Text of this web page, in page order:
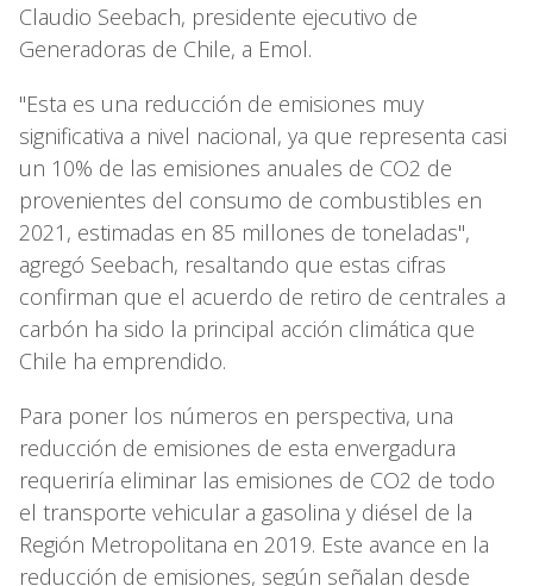
Claudio Seebach, presidente ejecutivo de
Generadoras de Chile, a Emol.
"Esta es una reducción de emisiones muy
significativa a nivel nacional, ya que representa casi
un 10% de las emisiones anuales de CO2 de
provenientes del consumo de combustibles en
2021, estimadas en 85 millones de toneladas",
agregó Seebach, resaltando que estas cifras
confirman que el acuerdo de retiro de centrales a
carbón ha sido la principal acción climática que
Chile ha emprendido.
Para poner los números en perspectiva, una
reducción de emisiones de esta envergadura
requeriría eliminar las emisiones de CO2 de todo
el transporte vehicular a gasolina y diésel de la
Región Metropolitana en 2019. Este avance en la
reducción de emisiones, según señalan desde